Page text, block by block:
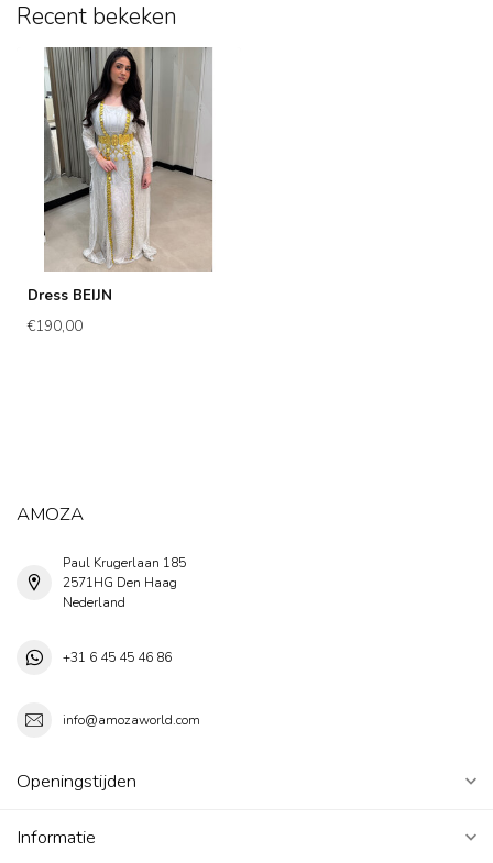
Recent bekeken
Dress BEIJN
€190,00
AMOZA
Paul Krugerlaan 185
2571HG Den Haag
Nederland
+31 6 45 45 46 86
info@amozaworld.com
Openingstijden
Informatie